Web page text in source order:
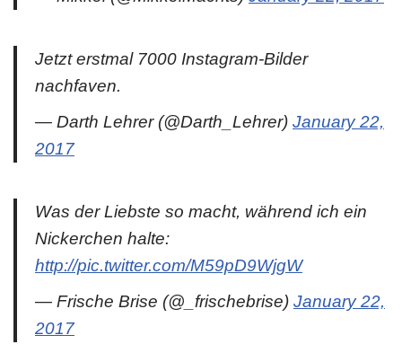
Jetzt erstmal 7000 Instagram-Bilder
nachfaven.
— Darth Lehrer (@Darth_Lehrer) January 22,
2017
Was der Liebste so macht, während ich ein
Nickerchen halte:
http://pic.twitter.com/M59pD9WjgW
— Frische Brise (@_frischebrise) January 22,
2017